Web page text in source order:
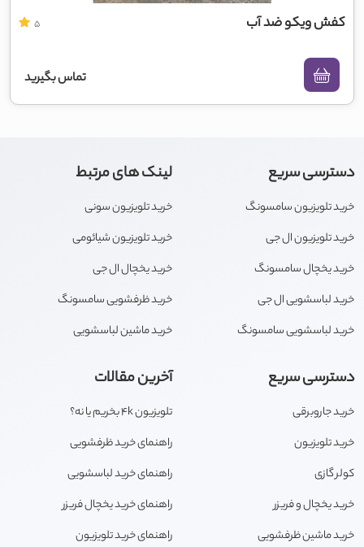
کفش ویکو ضد آب 5
تماس بگیرید
دسترسی سریع
خرید تلویزیون سامسونگ
خرید تلویزیون ال جی
خرید یخچال سامسونگ
خرید لباسشویی ال جی
خرید لباسشویی سامسونگ
لینک های مرتبط
خرید تلویزیون سونی
خرید تلویزیون شیائومی
خرید یخچال ال جی
خرید ظرفشویی سامسونگ
خرید ماشین لباسشویی
دسترسی سریع
خرید جاروبرقی
خرید تلویزیون
کولر گازی
خرید یخچال و فریزر
خرید ماشین ظرفشویی
آخرین مقالات
تلویزیون 4k بخریم یا نه؟
راهنمای خرید ظرفشویی
راهنمای خرید لباسشویی
راهنمای خرید یخچال فریزر
راهنمای خرید تلویزیون